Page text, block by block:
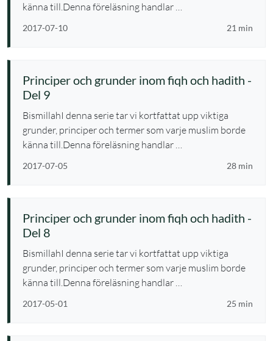
känna till.Denna föreläsning handlar …
2017-07-10 21 min
Principer och grunder inom fiqh och hadith -
Del 9
BismillahI denna serie tar vi kortfattat upp viktiga
grunder, principer och termer som varje muslim borde
känna till.Denna föreläsning handlar …
2017-07-05 28 min
Principer och grunder inom fiqh och hadith -
Del 8
BismillahI denna serie tar vi kortfattat upp viktiga
grunder, principer och termer som varje muslim borde
känna till.Denna föreläsning handlar …
2017-05-01 25 min